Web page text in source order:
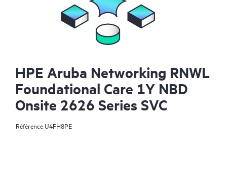
HPE Aruba Networking RNWL
Foundational Care 1Y NBD
Onsite 2626 Series SVC
RéférenceU4FH8PE